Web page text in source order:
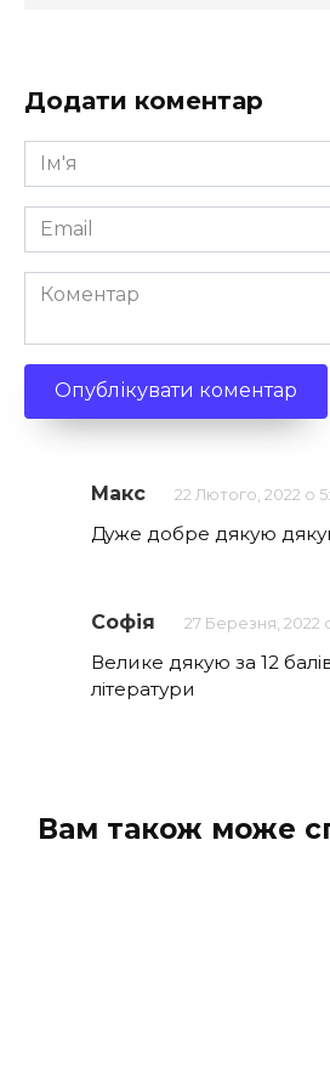
Додати коментар
Ім'я
*
Email
*
Коментар
Макс 22 Лютого, 2022 о
Дуже добре дякую
Софія 27 Березня, 2022
Велике дякую за 12
літератури
Вам також може